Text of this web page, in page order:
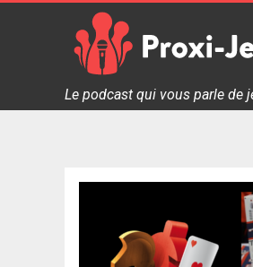
Proxi Jeux - Le podcast qui
Le podcast qui vous parle de